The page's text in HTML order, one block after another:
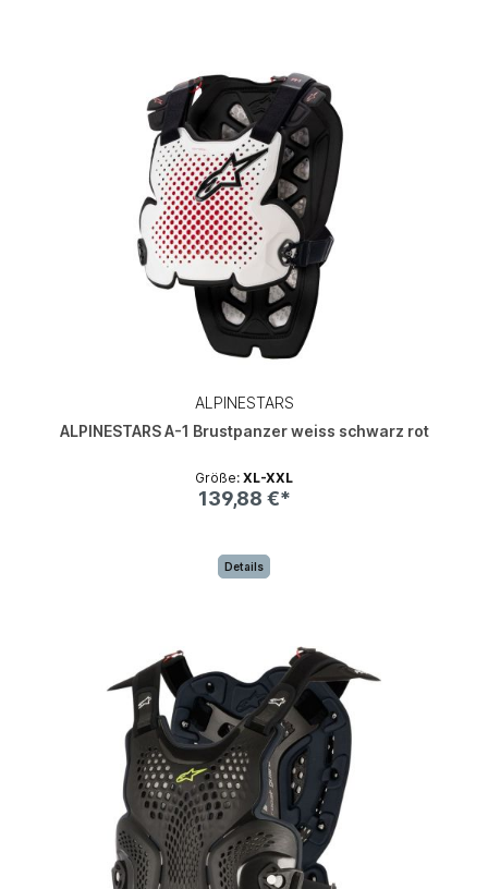
ALPINESTARS
ALPINESTARS A-1 Brustpanzer weiss schwarz rot
Größe: XL-XXL
139,88 €*
Details